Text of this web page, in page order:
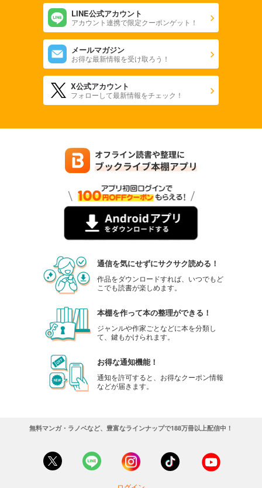
LINE公式アカウント
アカウント連携で限定クーポンゲット！
メールマガジン
お得な最新情報を受け取ろう！
X公式アカウント
フォローして最新情報をチェック！
通信を気にせずにサクサク読める！
作品をダウンロードすれば、いつでもど
こでも読書が楽しめます。
本棚を作って本の整理ができる！
ジャンルや作家ごとなどに本を分類し
て、鍵もかけられます。
お得な通知機能！
通知を許可すると、お得なクーポン情報
などが届きます。
無料マンガ・ラノベなど、豊富なラインナップで188万冊以上配信中！